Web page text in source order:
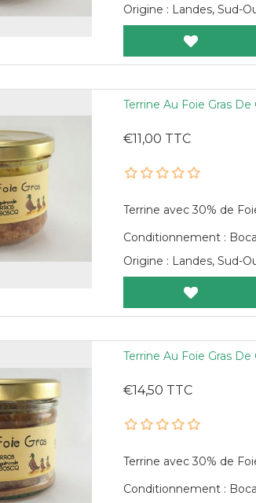
Origine : Landes, Sud-
Terrine Au Foie Gras De
€11,00 TTC
Terrine avec 30% de
Conditionnement :
Origine : Landes, Sud-
Terrine Au Foie Gras
€14,50 TTC
Terrine avec 30% de
Conditionnement :